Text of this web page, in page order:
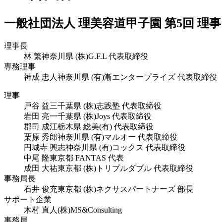
一般社団法人 理美容道甲子園 第5回 理
理事長
林 繁神奈川県 (株)G.F.L 代表取締役
専務理事
神成 忠人 神奈川県 (有)漸エンタープライズ 代表取締役
理事
戸谷 益三千葉県 (株)志践塾 代表取締役
岩田 亮一千葉県 (株)Joys 代表取締役
郡司 成江栃木県 総美(有) 代表取締役
栗原 秀郎神奈川県 (有)マルオー 代表取締役
円城寺 興志神奈川県 (有)コックス 代表取締役
中尾 隆東京都 FANTAS 代表
成田 大祐東京都 (株)トリプルダブル 代表取締役
事務局長
石井 俊充東京都 (株)ネクサスパートナーズ 部長
サポート企業
木村 直人 (株)MS&Consulting
事務局